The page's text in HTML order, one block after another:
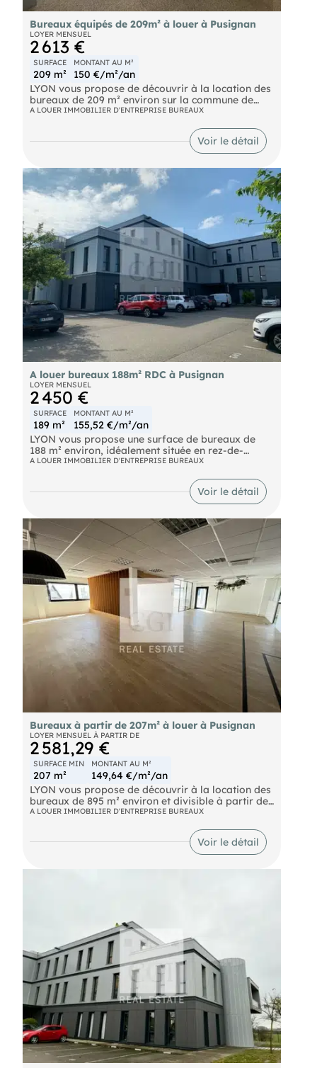
Bureaux équipés de 209m² à louer à Pusignan
LOYER MENSUEL
2 613 €
SURFACE
209 m²
MONTANT AU M²
150 €/m²/an
LYON vous propose de découvrir à la location des
bureaux de 209 m² environ sur la commune de
PUSIGNAN. Les locaux se situent dans un
état, sont parfaitement équipés pour répondre
aux besoins des entreprises exigeantes. Les
espaces pratiques et fonctionnels vous offriront
un cadre de travail confortable. Opportunité clé en
main pour y installer votre entreprise !
A LOUER IMMOBILIER D'ENTREPRISE BUREAUX
Voir le détail
A louer bureaux 188m² RDC à Pusignan
LOYER MENSUEL
2 450 €
SURFACE
189 m²
MONTANT AU M²
155,52 €/m²/an
LYON vous propose une surface de bureaux de
188 m² environ, idéalement située en rez-de-
chaussée sur la commune de PUSIGNAN. Faciles
travail confortable et sont conçus pour répondre
aux besoins des entreprises actuelles.
A LOUER IMMOBILIER D'ENTREPRISE BUREAUX
Voir le détail
Bureaux à partir de 207m² à louer à Pusignan
LOYER MENSUEL À PARTIR DE
2 581,29 €
SURFACE MIN
207 m²
MONTANT AU M²
149,64 €/m²/an
LYON vous propose de découvrir à la location des
bureaux de 895 m² environ et divisible à partir de
207 m² sur la commune de PUSIGNAN. Les locaux
moderne. En très bon état, sont parfaitement
équipés pour répondre aux besoins des
entreprises exigeantes. Les esapces pratiques et
fonctionnels vous offriront un cadre de travail
A LOUER IMMOBILIER D'ENTREPRISE BUREAUX
Voir le détail